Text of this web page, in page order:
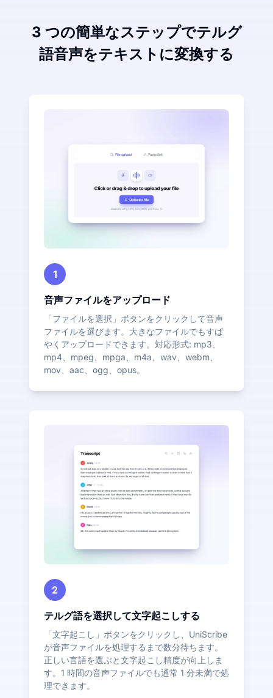
3 つの簡単なステップでテルグ
語音声をテキストに変換する
1
音声ファイルをアップロード
「ファイルを選択」ボタンをクリックして音声
ファイルを選びます。大きなファイルでもすば
やくアップロードできます。対応形式: mp3、
mp4、mpeg、mpga、m4a、wav、webm、
mov、aac、ogg、opus。
2
テルグ語を選択して文字起こしする
「文字起こし」ボタンをクリックし、UniScribe
が音声ファイルを処理するまで数分待ちます。
正しい言語を選ぶと文字起こし精度が向上しま
す。1 時間の音声ファイルでも通常 1 分未満で処
理できます。